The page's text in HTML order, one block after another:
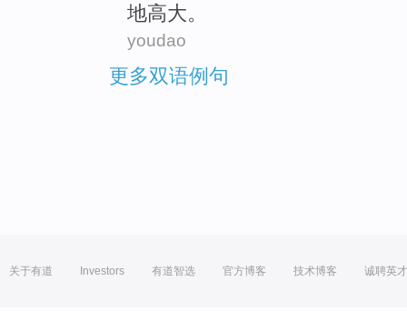
地高大。
youdao
更多双语例句
关于有道 Investors 有道智选 官方博客 技术博客 诚聘英才